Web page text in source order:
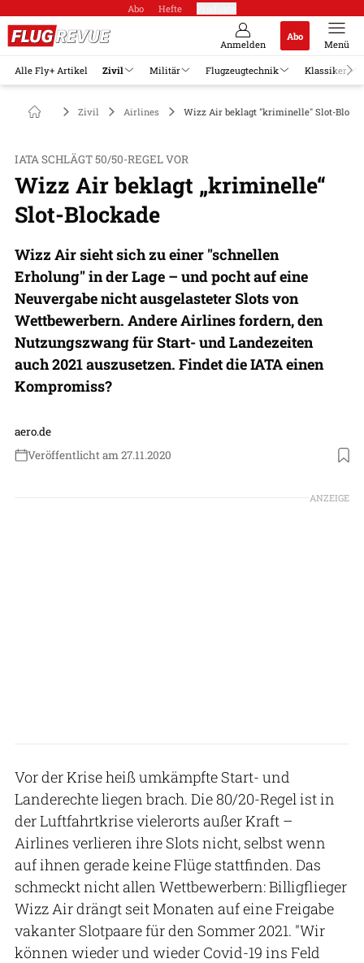
Abo Hefte
Anmelden
Abo
Menü
Alle Fly+ Artikel Zivil Militär Flugzeugtechnik Klassiker
Zivil Airlines Wizz Air beklagt "kriminelle" Slot-
IATA SCHLÄGT 50/50-REGEL VOR
Wizz Air beklagt „kriminelle“
Slot-Blockade
Wizz Air sieht sich zu einer "schnellen
Erholung" in der Lage – und pocht auf eine
Neuvergabe nicht ausgelasteter Slots von
Wettbewerbern. Andere Airlines fordern, den
Nutzungszwang für Start- und Landezeiten
auch 2021 auszusetzen. Findet die IATA einen
Kompromiss?
aero.de
Veröffentlicht am 27.11.2020
Foto: Wizz Air
ANZEIGE
Vor der Krise heiß umkämpfte Start- und
Landerechte liegen brach. Die 80/20-Regel ist in
der Luftfahrtkrise vielerorts außer Kraft –
Airlines verlieren ihre Slots nicht, selbst wenn
auf ihnen gerade keine Flüge stattfinden. Das
schmeckt nicht allen Wettbewerbern: Billigflieger
Wizz Air drängt seit Monaten auf eine Freigabe
vakanter Slotpaare für den Sommer 2021. "Wir
können wieder und wieder Covid-19 ins Feld